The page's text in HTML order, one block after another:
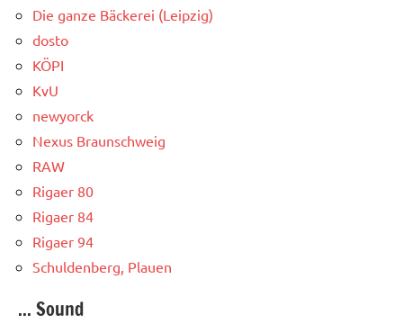
Die ganze Bäckerei (Leipzig)
dosto
KÖPI
KvU
newyorck
Nexus Braunschweig
RAW
Rigaer 80
Rigaer 84
Rigaer 94
Schuldenberg, Plauen
... Sound